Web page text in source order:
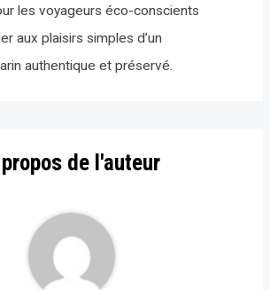
les voyageurs éco-conscients
aux plaisirs simples d’un
authentique et préservé.
de l'auteur